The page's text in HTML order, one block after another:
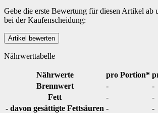
Gebe die erste Bewertung für diesen Artikel ab
bei der Kaufenscheidung:
Nährwerttabelle
Nährwerte pro Portion*
Brennwert
-
-
Fett
-
-
- davon gesättigte Fettsäuren -
-